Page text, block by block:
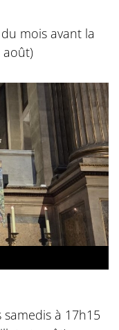
mois avant la
août)
à 17h15